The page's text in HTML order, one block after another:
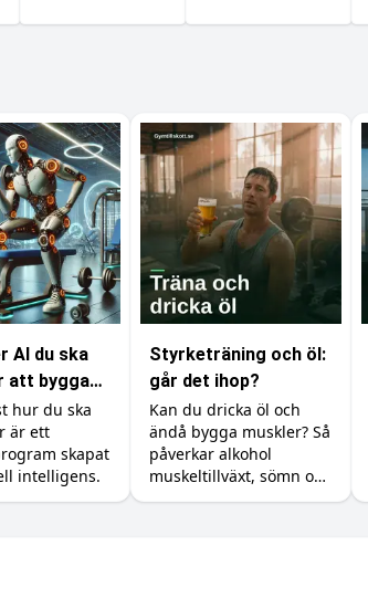
AI du ska
att bygga
hur du ska
är ett
skapat
intelligens.
Styrketräning och öl:
går det ihop?
Kan du dricka öl och
ändå bygga muskler? Så
påverkar alkohol
muskeltillväxt, sömn och
återhämtning, och så